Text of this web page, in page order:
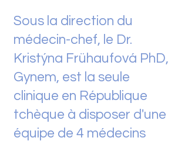
Sous la direction du
médecin-chef, le Dr.
Kristýna Frühaufová PhD,
Gynem, est la seule
clinique en République
tchèque à disposer d'une
équipe de 4 médecins